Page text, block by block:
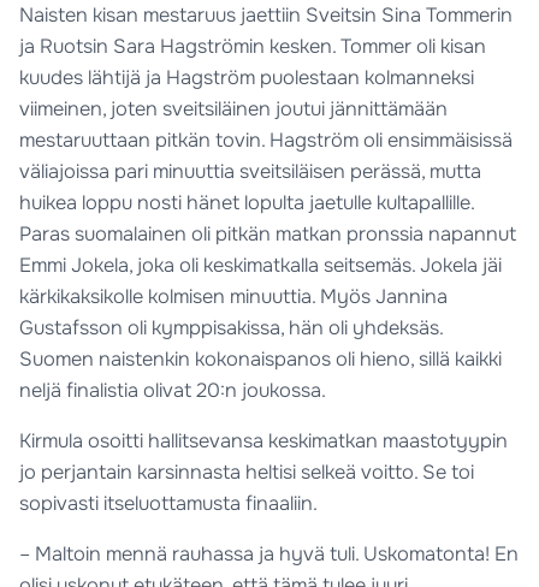
Naisten kisan mestaruus jaettiin Sveitsin Sina Tommerin
ja Ruotsin Sara Hagströmin kesken. Tommer oli kisan
kuudes lähtijä ja Hagström puolestaan kolmanneksi
viimeinen, joten sveitsiläinen joutui jännittämään
mestaruuttaan pitkän tovin. Hagström oli ensimmäisissä
väliajoissa pari minuuttia sveitsiläisen perässä, mutta
huikea loppu nosti hänet lopulta jaetulle kultapallille.
Paras suomalainen oli pitkän matkan pronssia napannut
Emmi Jokela, joka oli keskimatkalla seitsemäs. Jokela jäi
kärkikaksikolle kolmisen minuuttia. Myös Jannina
Gustafsson oli kymppisakissa, hän oli yhdeksäs.
Suomen naistenkin kokonaispanos oli hieno, sillä kaikki
neljä finalistia olivat 20:n joukossa.
Kirmula osoitti hallitsevansa keskimatkan maastotyypin
jo perjantain karsinnasta heltisi selkeä voitto. Se toi
sopivasti itseluottamusta finaaliin.
– Maltoin mennä rauhassa ja hyvä tuli. Uskomatonta! En